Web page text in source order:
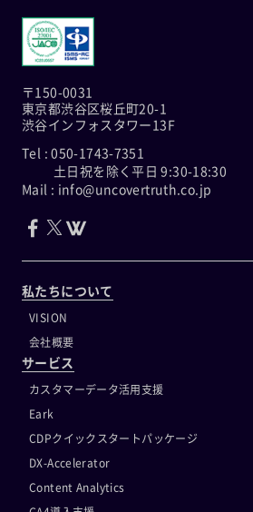
〒150-0031
東京都渋谷区桜丘町20-1
渋谷インフォスタワー13F
Tel : 050-1743-7351
土日祝を除く平日 9:30-18:30
Mail : info@uncovertruth.co.jp
私たちについて
VISION
会社概要
サービス
カスタマーデータ活用支援
Eark
CDPクイックスタートパッケージ
DX-Accelerator
Content Analytics